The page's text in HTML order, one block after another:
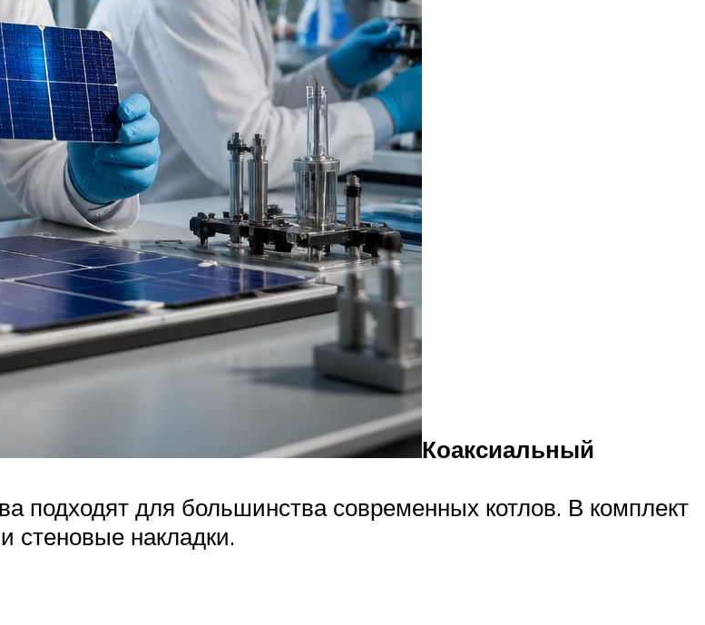
Коаксиальный
подходят для большинства современных котлов. В комплект
стеновые накладки.